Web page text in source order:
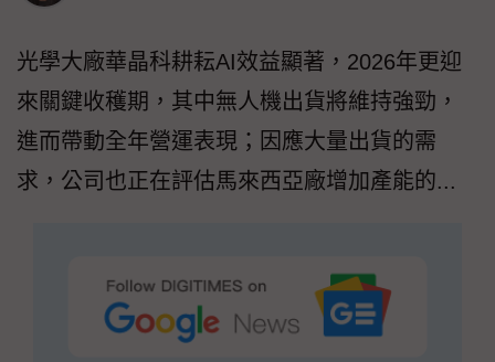
光學大廠華晶科耕耘AI效益顯著，2026年更迎
來關鍵收穫期，其中無人機出貨將維持強勁，
進而帶動全年營運表現；因應大量出貨的需
求，公司也正在評估馬來西亞廠增加產能的...